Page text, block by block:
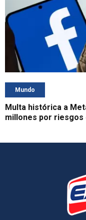
Mundo
Multa histórica a
millones por riesgos